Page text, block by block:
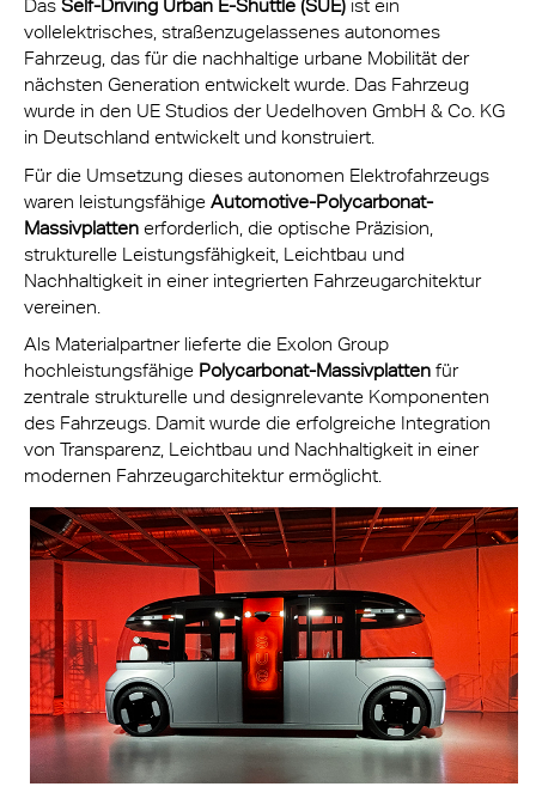
Das Self-Driving Urban E-Shuttle (SUE) ist ein
vollelektrisches, straßenzugelassenes autonomes
Fahrzeug, das für die nachhaltige urbane Mobilität der
nächsten Generation entwickelt wurde. Das Fahrzeug
wurde in den UE Studios der Uedelhoven GmbH & Co. KG
in Deutschland entwickelt und konstruiert.
Für die Umsetzung dieses autonomen Elektrofahrzeugs
waren leistungsfähige Automotive-Polycarbonat-
Massivplatten erforderlich, die optische Präzision,
strukturelle Leistungsfähigkeit, Leichtbau und
Nachhaltigkeit in einer integrierten Fahrzeugarchitektur
vereinen.
Als Materialpartner lieferte die Exolon Group
hochleistungsfähige Polycarbonat-Massivplatten für
zentrale strukturelle und designrelevante Komponenten
des Fahrzeugs. Damit wurde die erfolgreiche Integration
von Transparenz, Leichtbau und Nachhaltigkeit in einer
modernen Fahrzeugarchitektur ermöglicht.